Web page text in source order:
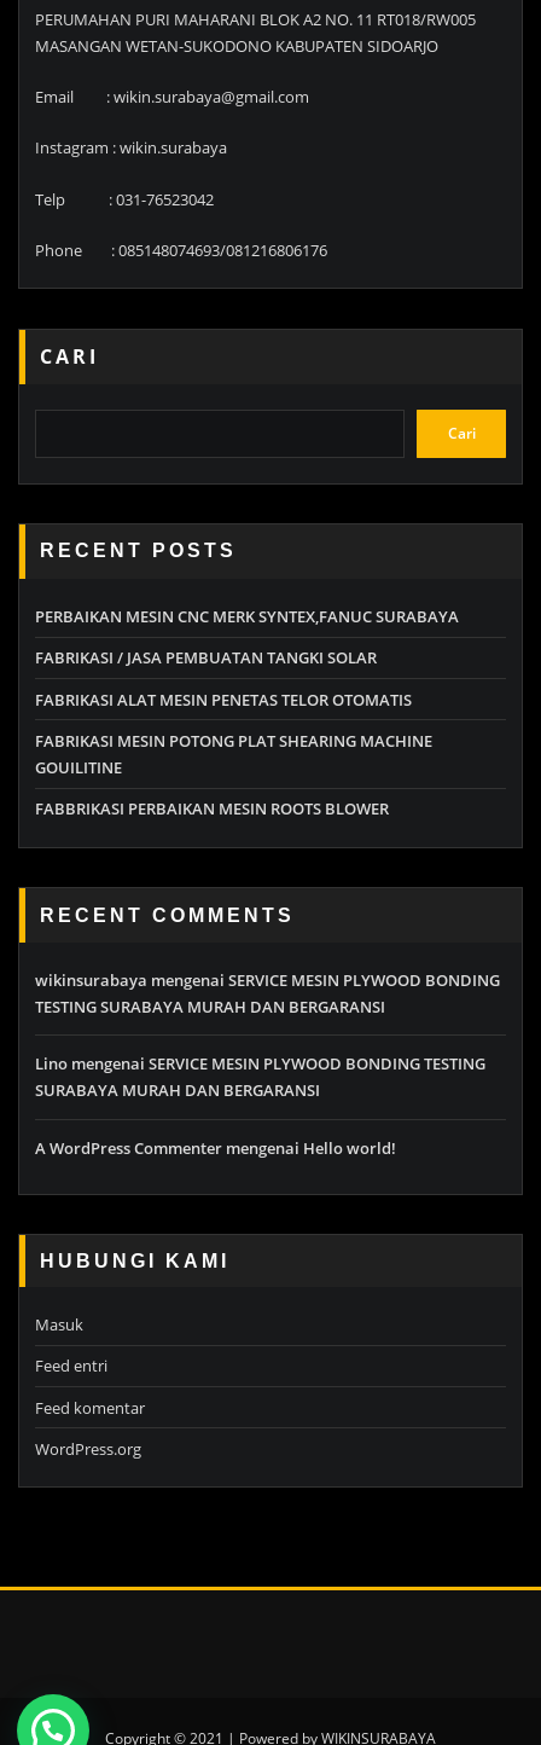
PERUMAHAN PURI MAHARANI BLOK A2 NO. 11 RT018/RW005
MASANGAN WETAN-SUKODONO KABUPATEN SIDOARJO
Email : wikin.surabaya@gmail.com
Instagram : wikin.surabaya
Telp : 031-76523042
Phone : 085148074693/081216806176
CARI
Cari
RECENT POSTS
PERBAIKAN MESIN CNC MERK SYNTEX,FANUC SURABAYA
FABRIKASI / JASA PEMBUATAN TANGKI SOLAR
FABRIKASI ALAT MESIN PENETAS TELOR OTOMATIS
FABRIKASI MESIN POTONG PLAT SHEARING MACHINE
GOUILITINE
FABBRIKASI PERBAIKAN MESIN ROOTS BLOWER
RECENT COMMENTS
wikinsurabaya mengenai SERVICE MESIN PLYWOOD BONDING
TESTING SURABAYA MURAH DAN BERGARANSI
Lino mengenai SERVICE MESIN PLYWOOD BONDING TESTING
SURABAYA MURAH DAN BERGARANSI
A WordPress Commenter mengenai Hello world!
HUBUNGI KAMI
Masuk
Feed entri
Feed komentar
WordPress.org
Copyright © 2021 | Powered by WIKINSURABAYA